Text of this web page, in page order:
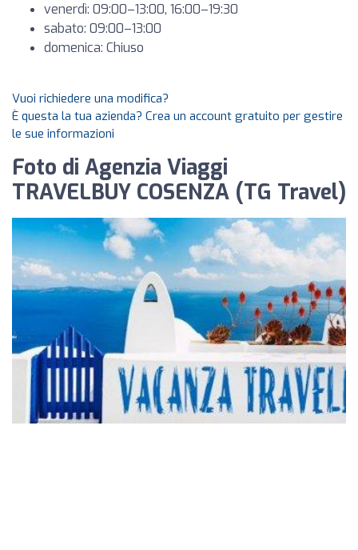
venerdì: 09:00–13:00, 16:00–19:30
sabato: 09:00–13:00
domenica: Chiuso
Vuoi richiedere una modifica?
È questa la tua azienda? Crea un account gratuito per gestire
le sue informazioni
Foto di Agenzia Viaggi
TRAVELBUY COSENZA (TG Travel)